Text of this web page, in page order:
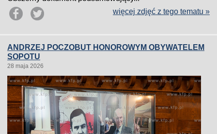
więcej zdjęć z tego tematu »
ANDRZEJ POCZOBUT HONOROWYM OBYWATELEM
SOPOTU
28 maja 2026